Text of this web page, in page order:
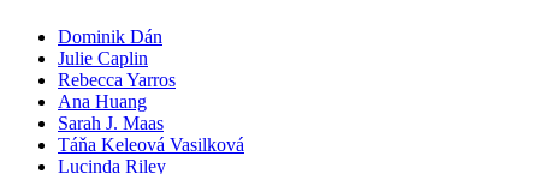
Dominik Dán
Julie Caplin
Rebecca Yarros
Ana Huang
Sarah J. Maas
Táňa Keleová Vasilková
Lucinda Riley